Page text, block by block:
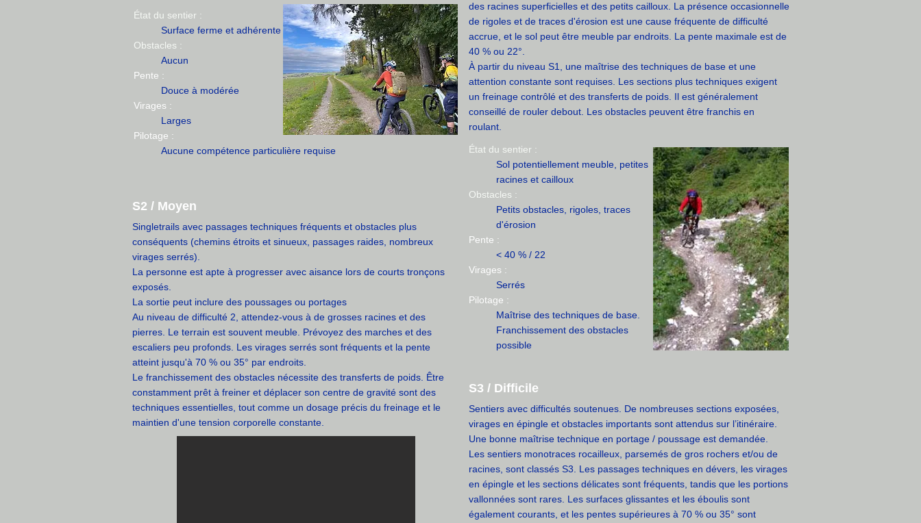
État du sentier :
Surface ferme et adhérente
Obstacles :
Aucun
Pente :
Douce à modérée
Virages :
Larges
Pilotage :
Aucune compétence particulière requise
S2 / Moyen
Singletrails avec passages techniques fréquents et obstacles plus
conséquents (chemins étroits et sinueux, passages raides, nombreux
virages serrés).
La personne est apte à progresser avec aisance lors de courts tronçons
exposés.
La sortie peut inclure des poussages ou portages
Au niveau de difficulté 2, attendez-vous à de grosses racines et des
pierres. Le terrain est souvent meuble. Prévoyez des marches et des
escaliers peu profonds. Les virages serrés sont fréquents et la pente
atteint jusqu'à 70 % ou 35° par endroits.
Le franchissement des obstacles nécessite des transferts de poids. Être
constamment prêt à freiner et déplacer son centre de gravité sont des
techniques essentielles, tout comme un dosage précis du freinage et le
maintien d'une tension corporelle constante.
des racines superficielles et des petits cailloux. La présence occasionnelle
de rigoles et de traces d'érosion est une cause fréquente de difficulté
accrue, et le sol peut être meuble par endroits. La pente maximale est de
40 % ou 22°.
À partir du niveau S1, une maîtrise des techniques de base et une
attention constante sont requises. Les sections plus techniques exigent
un freinage contrôlé et des transferts de poids. Il est généralement
conseillé de rouler debout. Les obstacles peuvent être franchis en
roulant.
État du sentier :
Sol potentiellement meuble, petites
racines et cailloux
Obstacles :
Petits obstacles, rigoles, traces
d'érosion
Pente :
< 40 % / 22
Virages :
Serrés
Pilotage :
Maîtrise des techniques de base.
Franchissement des obstacles
possible
S3 / Difficile
Sentiers avec difficultés soutenues. De nombreuses sections exposées,
virages en épingle et obstacles importants sont attendus sur l’itinéraire.
Une bonne maîtrise technique en portage / poussage est demandée.
Les sentiers monotraces rocailleux, parsemés de gros rochers et/ou de
racines, sont classés S3. Les passages techniques en dévers, les virages
en épingle et les sections délicates sont fréquents, tandis que les portions
vallonnées sont rares. Les surfaces glissantes et les éboulis sont
également courants, et les pentes supérieures à 70 % ou 35° sont